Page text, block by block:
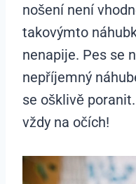
nošení není
takovýmto
nenapije. Pes se
nepříjemný
se ošklivě
vždy na očích!